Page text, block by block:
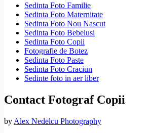
Sedinta Foto Familie
Sedinta Foto Maternitate
Sedinta Foto Nou Nascut
Sedinta Foto Bebelusi
Sedinta Foto Copii
Fotografie de Botez
Sedinta Foto Paste
Sedinta Foto Craciun
Sedinte foto in aer liber
Contact Fotograf Copii
by Alex Nedelcu Photography